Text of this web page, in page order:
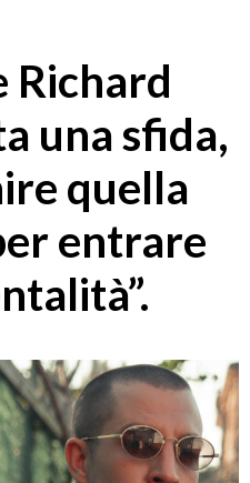
una sfida,
quella
entrare